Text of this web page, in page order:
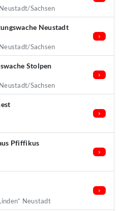
Sachsen
Neustadt
Sachsen
Stolpen
Sachsen
Pfiffikus
Neustadt